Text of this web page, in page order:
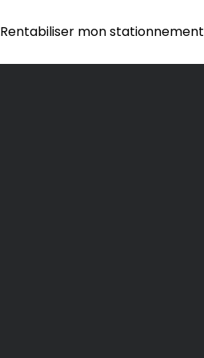
Rentabiliser mon stationnement